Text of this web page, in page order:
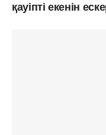
қауіпті екенін